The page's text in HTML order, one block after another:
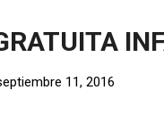
11, 2016